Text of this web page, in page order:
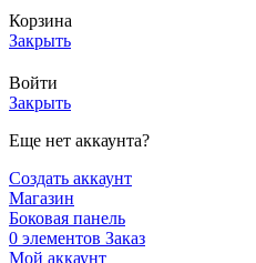
Корзина
Закрыть
Войти
Закрыть
Еще нет аккаунта?
Создать аккаунт
Магазин
Боковая панель
0 элементов Заказ
Мой аккаунт